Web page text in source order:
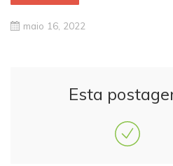
maio 16, 2022
Esta